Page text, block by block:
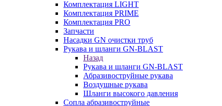
Комплектация LIGHT
Комплектация PRIME
Комплектация PRO
Запчасти
Насадки GN очистки труб
Рукава и шланги GN-BLAST
Назад
Рукава и шланги GN-BLAST
Абразивоструйные рукава
Воздушные рукава
Шланги высокого давления
Сопла абразивоструйные